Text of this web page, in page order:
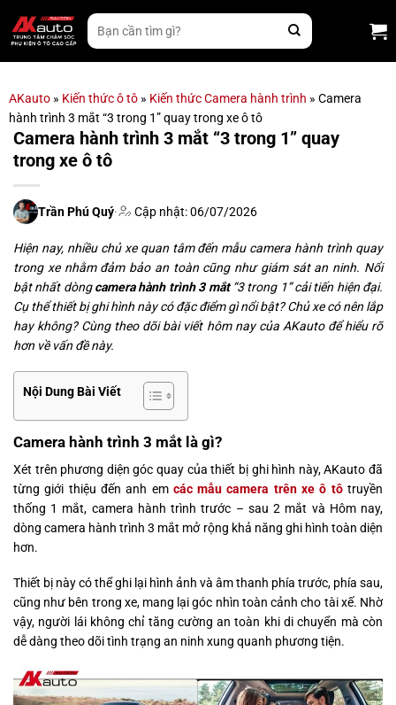
qua
nội
Tìm
kiếm:
AKauto » Kiến thức ô tô » Kiến thức Camera hành trình » Camera
hành trình 3 mắt “3 trong 1” quay trong xe ô tô
Camera hành trình 3 mắt “3 trong 1” quay
trong xe ô tô
Trần Phú Quý· Cập nhật: 06/07/2026
Hiện nay, nhiều chủ xe quan tâm đến mẫu camera hành trình quay
trong xe nhằm đảm bảo an toàn cũng như giám sát an ninh. Nổi
bật nhất dòngcamera hành trình 3 mắt“3 trong 1” cải tiến hiện đại.
Cụ thể thiết bị ghi hình này có đặc điểm gì nổi bật? Chủ xe có nên lắp
hay không? Cùng theo dõi bài viết hôm nay của AKauto để hiểu rõ
hơn về vấn đề này.
Nội Dung Bài Viết
Camera hành trình 3 mắt là gì?
Xét trên phương diện góc quay của thiết bị ghi hình này, AKauto đã
từng giới thiệu đến anh em các mẫu camera trên xe ô tôtruyền
thống 1 mắt, camera hành trình trước – sau 2 mắt và Hôm nay,
dòng camera hành trình 3 mắt mở rộng khả năng ghi hình toàn diện
hơn.
Thiết bị này có thể ghi lại hình ảnh và âm thanh phía trước, phía sau,
cũng như bên trong xe, mang lại góc nhìn toàn cảnh cho tài xế. Nhờ
vậy, người lái không chỉ tăng cường an toàn khi di chuyển mà còn
dễ dàng theo dõi tình trạng an ninh xung quanh phương tiện.